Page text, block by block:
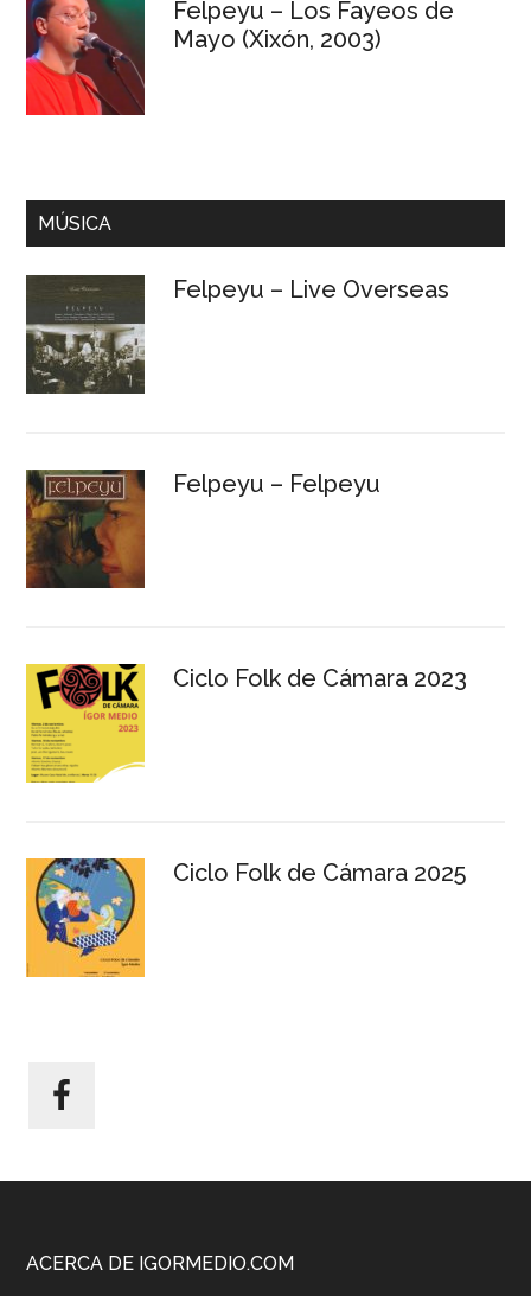
Felpeyu – Los Fayeos de
Mayo (Xixón, 2003)
MÚSICA
Felpeyu – Live Overseas
Felpeyu – Felpeyu
Ciclo Folk de Cámara 2023
Ciclo Folk de Cámara 2025
Footer
ACERCA DE IGORMEDIO.COM